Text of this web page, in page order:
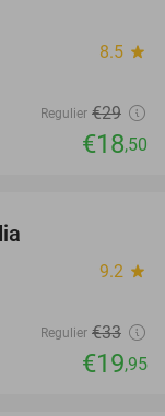
8.5 star
Regulier €29
€18,50
9.2 star
Regulier €33
€19,95